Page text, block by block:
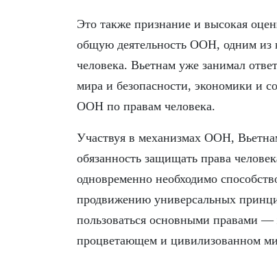
Это также признание и высокая
общую деятельность ООН, одним из
человека. Вьетнам уже занимал
мира и безопасности, экономики и
ООН по правам человека.
Участвуя в механизмах ООН,
обязанность защищать права
одновременно необходимо
продвижению универсальных
пользоваться основными правами —
процветающем и цивилизованном